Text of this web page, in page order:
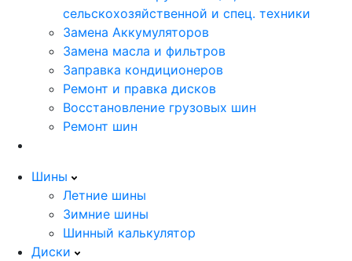
сельскохозяйственной и спец. техники
Замена Аккумуляторов
Замена масла и фильтров
Заправка кондиционеров
Ремонт и правка дисков
Восстановление грузовых шин
Ремонт шин
Шины
Летние шины
Зимние шины
Шинный калькулятор
Диски